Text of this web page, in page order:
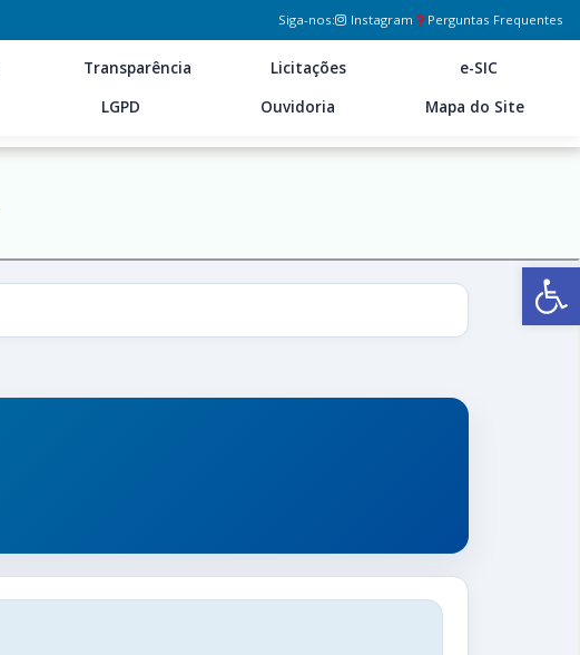
Siga-nos: Instagram Perguntas Frequentes
Transparência Licitações
e-SIC
LGPD Ouvidoria Mapa do Site